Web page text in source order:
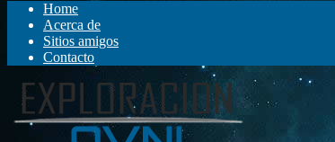
Home
Acerca de
Sitios amigos
Contacto